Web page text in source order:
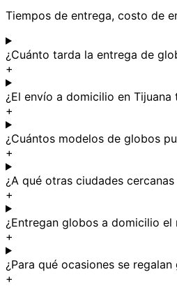
Tiempos de entrega, costo de
¿Cuánto tarda la entrega de
+
¿El envío a domicilio en Tijuana
+
¿Cuántos modelos de globos
+
¿A qué otras ciudades
+
¿Entregan globos a domicilio el
+
¿Para qué ocasiones se regalan
+